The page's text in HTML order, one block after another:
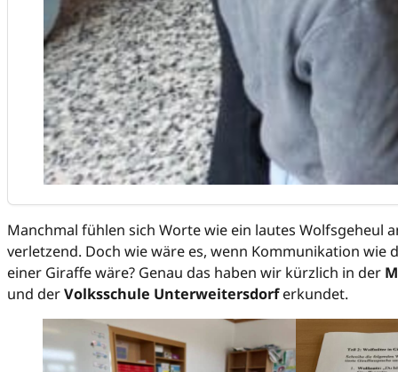
Manchmal fühlen sich Worte wie ein lautes Wolfsgeheul
verletzend. Doch wie wäre es, wenn Kommunikation wie
einer Giraffe wäre? Genau das haben wir kürzlich in der
und derVolksschule Unterweitersdorferkundet.